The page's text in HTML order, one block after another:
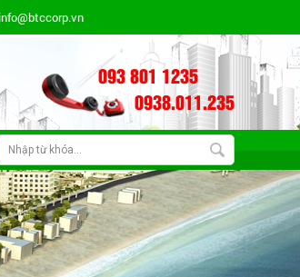
093 801 1235
0938.011.235